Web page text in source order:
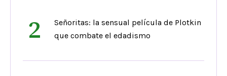
2
Señoritas: la sensual película de Plotkin
que combate el edadismo